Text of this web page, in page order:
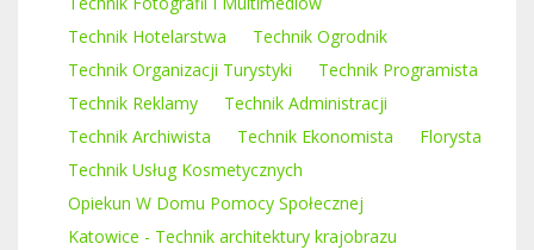
Technik Hotelarstwa
Technik Ogrodnik
Technik Organizacji Turystyki
Technik Programista
Technik Reklamy
Technik Administracji
Technik Archiwista
Technik Ekonomista
Florysta
Technik Usług Kosmetycznych
Opiekun W Domu Pomocy Społecznej
Katowice - Technik architektury krajobrazu